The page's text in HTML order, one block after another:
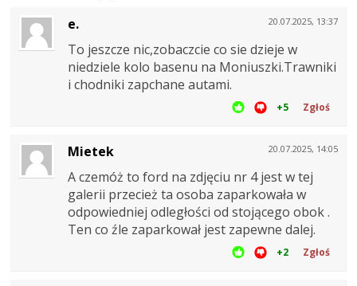
20.07.2025, 13:37
e.
To jeszcze nic,zobaczcie co sie dzieje w
niedziele kolo basenu na Moniuszki.Trawniki
i chodniki zapchane autami.
+5 Zgłoś
20.07.2025, 14:05
Mietek
A czemóż to ford na zdjęciu nr 4 jest w tej
galerii przecież ta osoba zaparkowała w
odpowiedniej odległości od stojącego obok .
Ten co źle zaparkował jest zapewne dalej.
+2 Zgłoś